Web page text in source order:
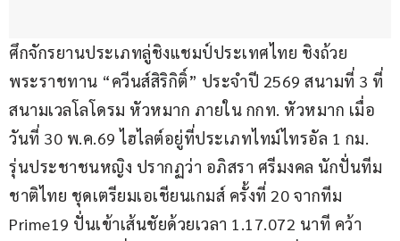
ศึกจักรยานประเภทลู่ชิงแชมป์ประเทศไทย ชิงถ้วย
พระราชทาน “ควีนส์สิริกิติ์” ประจำปี 2569 สนามที่ 3 ที่
สนามเวลโลโดรม หัวหมาก ภายใน กกท. หัวหมาก เมื่อ
วันที่ 30 พ.ค.69 ไฮไลต์อยู่ที่ประเภทไทม์ไทรอัล 1 กม.
รุ่นประชาชนหญิง ปรากฏว่า อภิสรา ศรีมงคล นักปั่นทีม
ชาติไทย ชุดเตรียมเอเชียนเกมส์ ครั้งที่ 20 จากทีม
Prime19 ปั่นเข้าเส้นชัยด้วยเวลา 1.17.072 นาที คว้า